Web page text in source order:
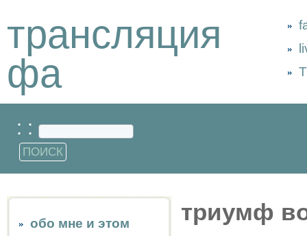
трансляция
фа
: :
обо мне и этом
триумф